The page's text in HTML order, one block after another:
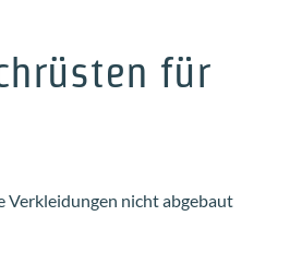
für
Verkleidungen nicht abgebaut